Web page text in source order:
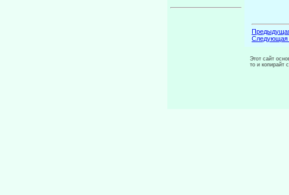
Следующая
Этот сайт
то и копирайт